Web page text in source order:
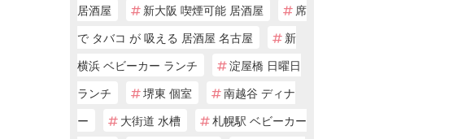
居酒屋
新大阪 喫煙可能 居酒屋
席
で タバコ が 吸える 居酒屋 名古屋
新
横浜 ベビーカー ランチ
淀屋橋 日曜日
ランチ
堺東 個室
南越谷 ディナ
ー
大街道 水槽
札幌駅 ベビーカー